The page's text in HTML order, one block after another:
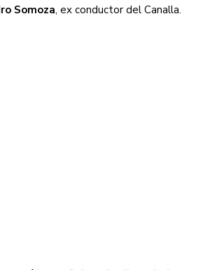
Somoza, ex conductor del Canalla.